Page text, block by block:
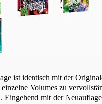
ist identisch mit der
Volumes zu
Eingehend mit der